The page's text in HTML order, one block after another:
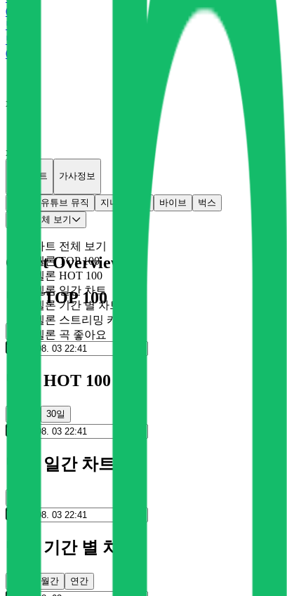
0
벅
벅스
0
x
x
개별차트 가사정보
유튜브 뮤직 지니 바이브
벅스
차트 전체 보기
차트 전체 보기
멜론 TOP 100
멜론 HOT 100
멜론 일간 차트
멜론 기간 별 차트
멜론 스트리밍 카드
멜론 곡 좋아요
Chart Overview
멜론 TOP 100
멜론 HOT 100
30일
멜론 일간 차트
멜론 기간 별 차트
월간 연간